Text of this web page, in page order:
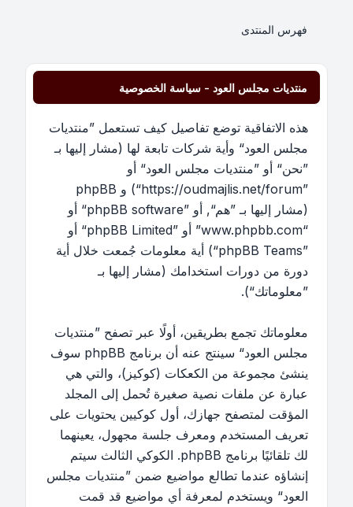
فهرس المنتدى
منتديات مجلس العود - سياسة الخصوصية
هذه الاتفاقية توضع تفاصيل كيف تستعمل ”منتديات
مجلس العود“ وأية شركات تابعة لها (مشار إليها بـ
”نحن“ أو ”منتديات مجلس العود“ أو
”https://oudmajlis.net/forum“) و phpBB
(مشار إليها بـ ”هم“, أو ”phpBB software“ أو
“www.phpbb.com” أو ”phpBB Limited“ أو
”phpBB Teams“) أية معلومات جُمعت خلال أية
دورة من دورات استخدامك (مشار إليها بـ
”معلوماتك“).
معلوماتك تجمع بطريقين، أولًا عبر تصفح ”منتديات
مجلس العود“ سينتج عنه أن برنامج phpBB سوف
ينشئ مجموعة من الكعكات (كوكيز)، والتي هي
عبارة عن ملفات نصية صغيرة تُحمل إلى المجلد
المؤقت لمتصفح جهازك، أول كوكيين يحتويات على
تعريف المستخدم ومعرف جلسة مجهول، يعينهما
لك تلقائيًا برنامج phpBB. الكوكي الثالث سيتم
إنشاؤه عندما تطالع مواضيع ضمن ”منتديات مجلس
العود“ ويستخدم لمعرفة أي مواضيع قد قمت